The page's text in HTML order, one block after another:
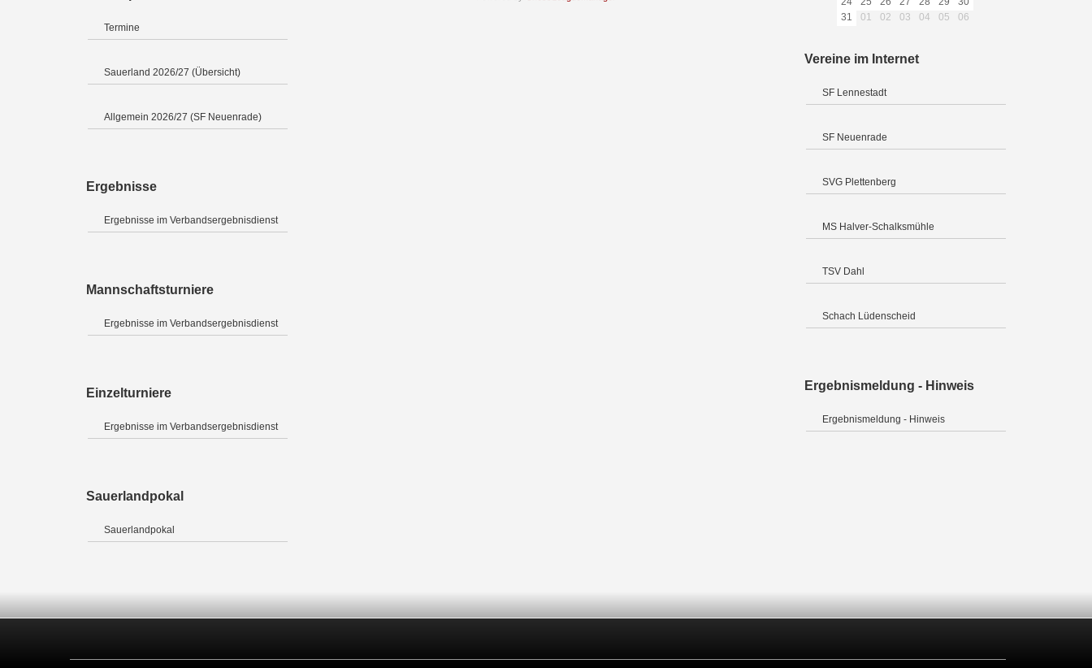
Termine
Sauerland 2026/27 (Übersicht)
Allgemein 2026/27 (SF Neuenrade)
Ergebnisse
Ergebnisse im Verbandsergebnisdienst
Mannschaftsturniere
Ergebnisse im Verbandsergebnisdienst
Einzelturniere
Ergebnisse im Verbandsergebnisdienst
Sauerlandpokal
Sauerlandpokal
31
01 02 03 04 05 06
Vereine im Internet
SF Lennestadt
SF Neuenrade
SVG Plettenberg
MS Halver-Schalksmühle
TSV Dahl
Schach Lüdenscheid
Ergebnismeldung - Hinweis
Ergebnismeldung - Hinweis